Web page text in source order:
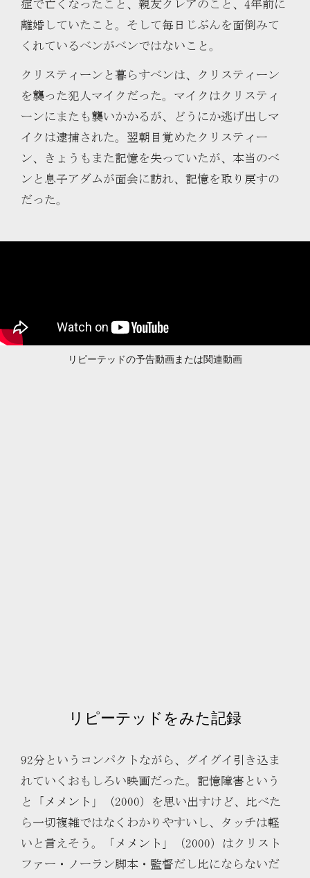
症で亡くなったこと、親友クレアのこと、4年前に
離婚していたこと。そして毎日じぶんを面倒みて
くれているベンがベンではないこと。
クリスティーンと暮らすベンは、クリスティーン
を襲った犯人マイクだった。マイクはクリスティ
ーンにまたも襲いかかるが、どうにか逃げ出しマ
イクは逮捕された。翌朝目覚めたクリスティー
ン、きょうもまた記憶を失っていたが、本当のベ
ンと息子アダムが面会に訪れ、記憶を取り戻すの
だった。
リピーテッドの予告動画または関連動画
リピーテッドをみた記録
92分というコンパクトながら、グイグイ引き込ま
れていくおもしろい映画だった。記憶障害という
と「 メメント 」（2000）を思い出すけど、比べた
ら一切複雑ではなくわかりやすいし、タッチは軽
いと言えそう。「 メメント 」（2000）はクリスト
ファー・ノーラン脚本・監督だし比にならないだ